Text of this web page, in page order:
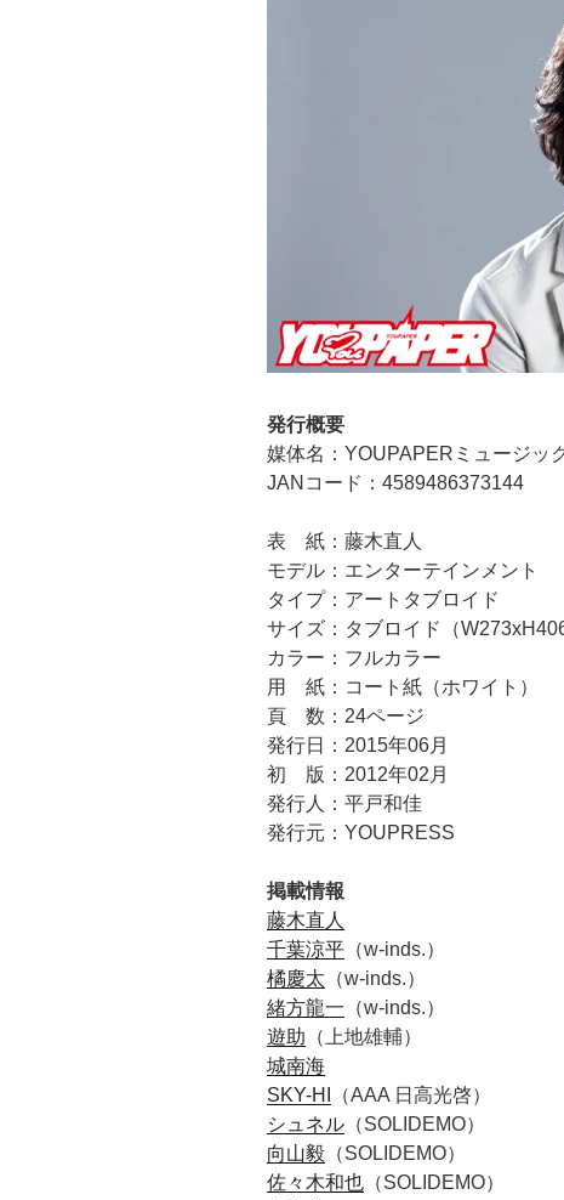
発行概要
媒体名：YOUPAPERミュージッ
JANコード：4589486373144
表 紙：藤木直人
モデル：エンターテインメント
タイプ：アートタブロイド
サイズ：タブロイド（
カラー：フルカラー
用 紙：コート紙（ホワイト）
頁 数：24ページ
発行日：2015年06月
初 版：2012年02月
発行人：平戸和佳
発行元：YOUPRESS
掲載情報
藤木直人
千葉涼平 （w-inds.）
橘慶太 （w-inds.）
緒方龍一 （w-inds.）
遊助 （上地雄輔）
城南海
SKY-HI
（AAA 日高光啓）
シュネル （SOLIDEMO）
向山毅 （SOLIDEMO）
佐々木和也 （SOLIDEMO）